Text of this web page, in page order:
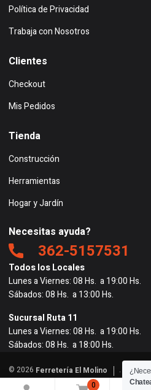
0 0
Política de Privacidad
Trabaja con Nosotros
Clientes
Checkout
Mis Pedidos
Tienda
Construcción
Herramientas
Hogar y Jardín
Necesitas ayuda?
362-5157531
Todos los Locales
Lunes a Viernes: 08 Hs. a 19:00 Hs.
Sábados: 08 Hs. a 13:00 Hs.
Sucursal Ruta 11
Lunes a Viernes: 08 Hs. a 19:00 Hs.
Sábados: 08 Hs. a 18:00 Hs.
© 2026 Ferretería El Molino
. Todos
Powered by
BigRedes